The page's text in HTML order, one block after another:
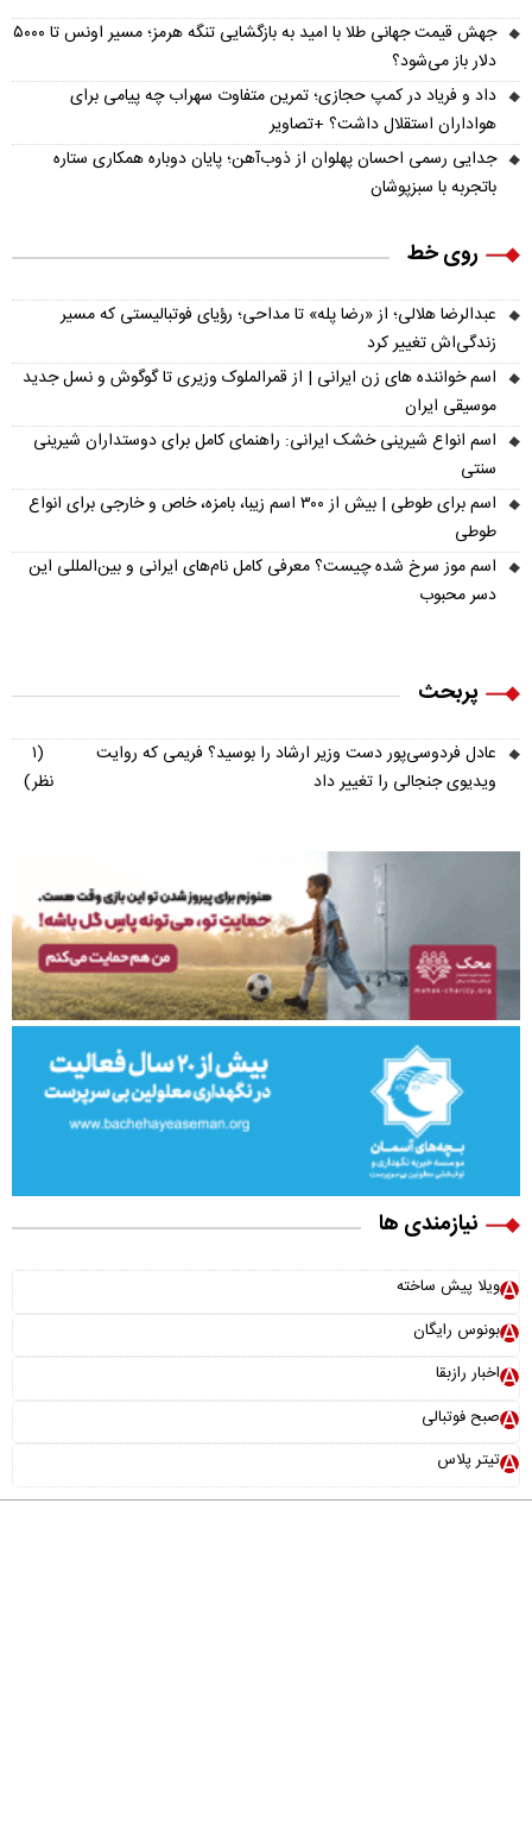
جهش قیمت جهانی طلا با امید به بازگشایی تنگه هرمز؛ مسیر اونس تا ۵۰۰۰
دلار باز می‌شود؟
داد و فریاد در کمپ حجازی؛ تمرین متفاوت سهراب چه پیامی برای
هواداران استقلال داشت؟ +تصاویر
جدایی رسمی احسان پهلوان از ذوب‌آهن؛ پایان دوباره همکاری ستاره
باتجربه با سبزپوشان
روی خط
عبدالرضا هلالی؛ از «رضا پله» تا مداحی؛ رؤیای فوتبالیستی که مسیر
زندگی‌اش تغییر کرد
اسم خواننده های زن ایرانی | از قمرالملوک وزیری تا گوگوش و نسل جدید
موسیقی ایران
اسم انواع شیرینی خشک ایرانی: راهنمای کامل برای دوستداران شیرینی
سنتی
اسم برای طوطی | بیش از ۳۰۰ اسم زیبا، بامزه، خاص و خارجی برای انواع
طوطی
اسم موز سرخ شده چیست؟ معرفی کامل نام‌های ایرانی و بین‌المللی این
دسر محبوب
پربحث
عادل فردوسی‌پور دست وزیر ارشاد را بوسید؟ فریمی که روایت
ویدیوی جنجالی را تغییر داد
(۱
نظر)
نیازمندی ها
ویلا پیش ساخته
بونوس رایگان
اخبار رازبقا
صبح فوتبالی
تیتر پلاس